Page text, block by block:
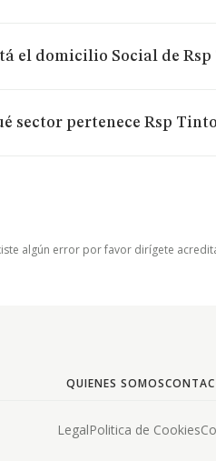
el domicilio Social de
sector pertenece Rsp
algún error por favor dirígete
QUIENES SOMOS
LegalPolitica de Cookies